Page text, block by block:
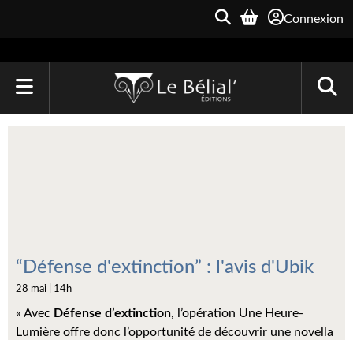
Connexion
Archive du Futur
Parallaxe
Quarante-Deux
“Défense d'extinction” : l'avis d'Ubik
28 mai | 14h
« Avec Défense d’extinction, l’opération Une Heure-
Lumière offre donc l’opportunité de découvrir une novella